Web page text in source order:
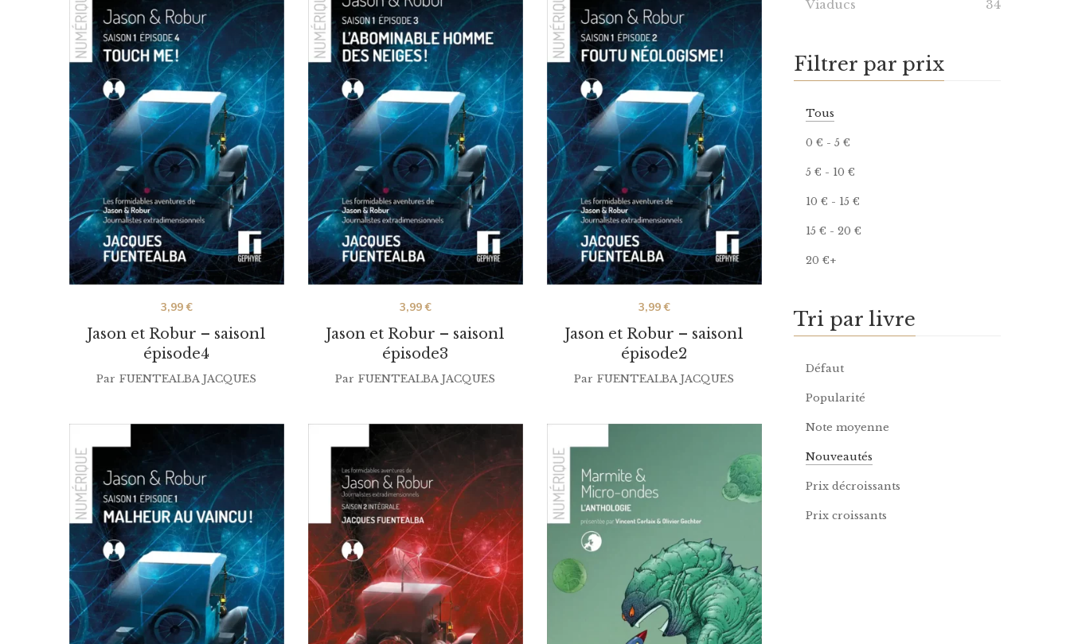
Jason et Robur – saison1
épisode4
3,99€
Par FUENTEALBA JACQUES
Jason et Robur – saison1
épisode3
3,99€
Par FUENTEALBA JACQUES
Jason et Robur – saison1
épisode2
3,99€
Par FUENTEALBA JACQUES
Viaducs 34
Filtrer par prix
Tous
0 € - 5 €
5 € - 10 €
10 € - 15 €
15 € - 20 €
20 €+
Tri par livre
Défaut
Popularité
Note moyenne
Nouveautés
Prix décroissants
Prix croissants